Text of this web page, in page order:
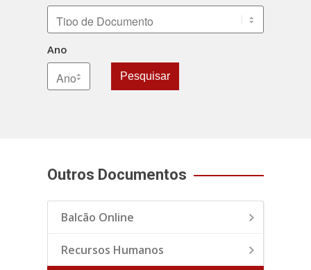
Ano
Pesquisar
Outros Documentos
Balcão Online
Recursos Humanos